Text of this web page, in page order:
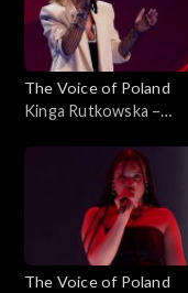
The Voice of Poland
Kinga Rutkowska –
of Poland”, Live 2, 15
listopada 2025
The Voice of Poland